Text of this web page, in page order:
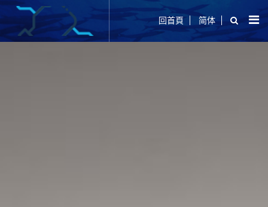
回首頁 简体